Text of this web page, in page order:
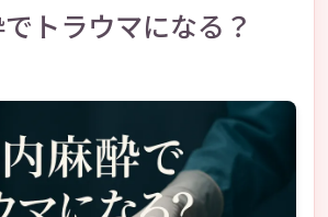
トラウマになる？